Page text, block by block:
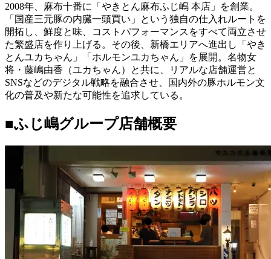
2008年、麻布十番に「やきとん麻布ふじ嶋 本店」を創業。
「国産三元豚の内臓一頭買い」という独自の仕入れルートを
開拓し、鮮度と味、コストパフォーマンスをすべて両立させ
た繁盛店を作り上げる。その後、新橋エリアへ進出し「やき
とんユカちゃん」「ホルモンユカちゃん」を展開。名物女
将・藤嶋由香（ユカちゃん）と共に、リアルな店舗運営と
SNSなどのデジタル戦略を融合させ、国内外の豚ホルモン文
化の普及や新たな可能性を追求している。
■ふじ嶋グループ店舗概要